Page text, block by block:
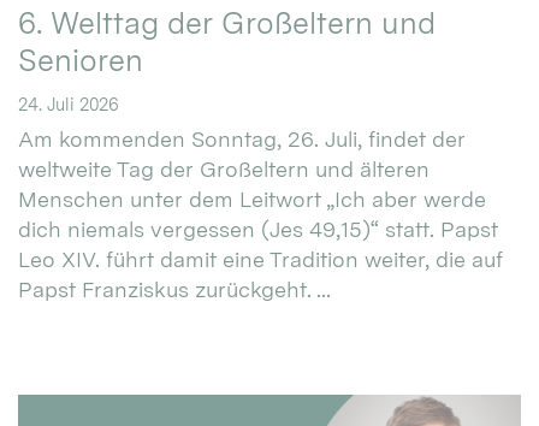
6. Welttag der Großeltern und
Senioren
24. Juli 2026
Am kommenden Sonntag, 26. Juli, findet der
weltweite Tag der Großeltern und älteren
Menschen unter dem Leitwort „Ich aber werde
dich niemals vergessen (Jes 49,15)“ statt. Papst
Leo XIV. führt damit eine Tradition weiter, die auf
Papst Franziskus zurückgeht. ...